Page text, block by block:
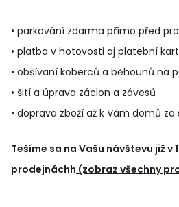
• parkování zdarma přímo před
• platba v hotovosti aj platební
• obšívaní koberců a běhounů na
• šití a úprava záclon a závesů
• doprava zboží až k Vám domů
Tešíme sa na Vašu návštevu již v
prodejnáchh (zobraz všechny